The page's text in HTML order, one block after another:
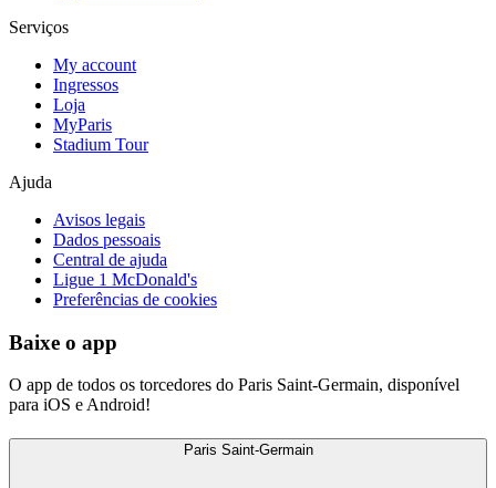
Serviços
My account
Ingressos
Loja
MyParis
Stadium Tour
Ajuda
Avisos legais
Dados pessoais
Central de ajuda
Ligue 1 McDonald's
Preferências de cookies
Baixe o app
O app de todos os torcedores do Paris Saint-Germain, disponível
para iOS e Android!
Paris Saint-Germain